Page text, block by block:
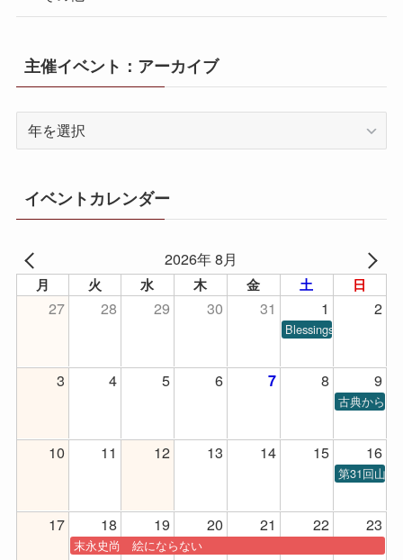
主催イベント：アーカイブ
イベントカレンダー
2026年 8月
月 火 水 木 金 土 日
27 28 29 30 31 1 2
Blessings of Piano
3 4 5 6 7 8 9
古典から
10 11 12 13 14 15 16
第31回山口
17 18 19 20 21 22 23
末永史尚 絵にならない